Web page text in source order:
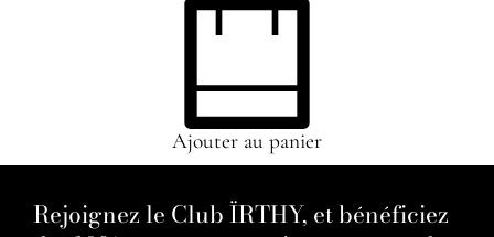
Ajouter au panier
Rejoignez le Club ÏRTHY, et bénéficiez